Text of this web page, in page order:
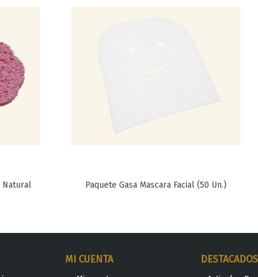
Natural
Favorito
Paquete Gasa Mascara Facial (50 Un.)
MI CUENTA DESTACADOS